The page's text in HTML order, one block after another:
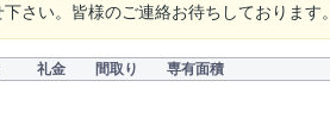
さい。皆様のご連絡お待ちしております。
礼金 間取り 専有面積